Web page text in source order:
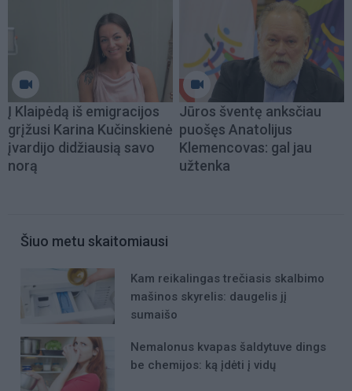
Į Klaipėdą iš emigracijos
grįžusi Karina Kučinskienė
įvardijo didžiausią savo
norą
Jūros šventę anksčiau
puošęs Anatolijus
Klemencovas: gal jau
užtenka
Šiuo metu skaitomiausi
Kam reikalingas trečiasis skalbimo
mašinos skyrelis: daugelis jį
sumaišo
Nemalonus kvapas šaldytuve dings
be chemijos: ką įdėti į vidų